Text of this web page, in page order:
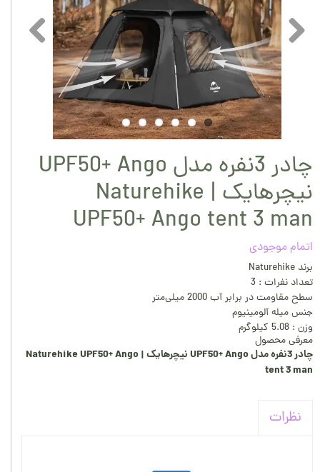
چادر 3نفره مدل UPF50+ Ango
نیچرهایک | Naturehike
UPF50+ Ango tent 3 man
اتمام موجودی
برند Naturehike
تعداد نفرات : 3
سطح مقاومت در برابر آب 2000 میلی‌متر
جنس میله آلومینیوم
وزن : 5.08 کیلوگرم
معرفی محصول
چادر 3نفره مدل UPF50+ Ango نیچرهایک | Naturehike UPF50+ Ango
tent 3 man
نظرات